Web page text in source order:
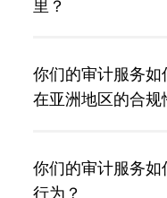
里？
你们的审计服务
在亚洲地区的合规
你们的审计服务
行为？